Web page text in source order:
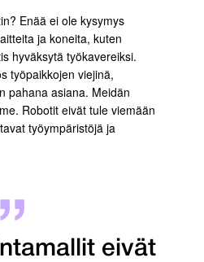
Enää ei ole kysymys
ja koneita, kuten
hyväksytä työkavereiksi.
työpaikkojen viejinä,
pahana asiana. Meidän
Robotit eivät tule viemään
työympäristöjä ja
eivät